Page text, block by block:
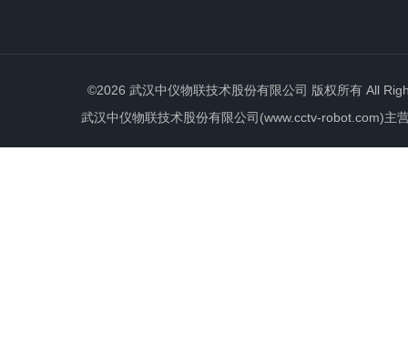
©2026 武汉中仪物联技术股份有限公司 版权所有 All
武汉中仪物联技术股份有限公司(www.cctv-robot.com)主